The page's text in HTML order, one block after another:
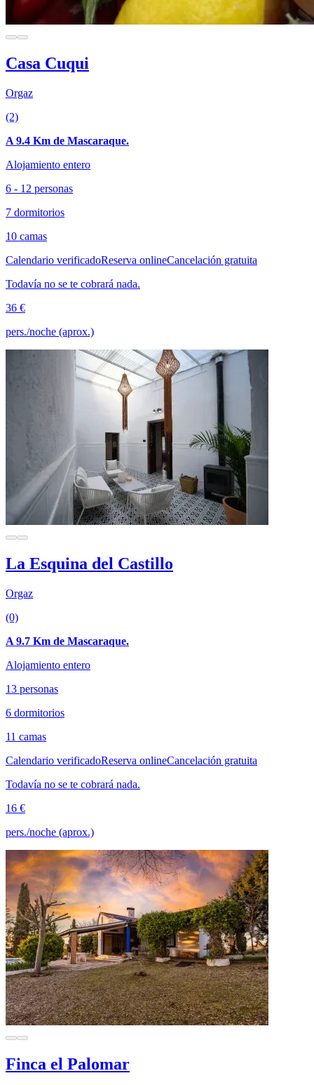
Casa Cuqui
Orgaz
(2)
A 9.4 Km de Mascaraque.
Alojamiento entero
6 - 12 personas
7 dormitorios
10 camas
Calendario verificadoReserva onlineCancelación gratuita
Todavía no se te cobrará nada.
36 €
pers./noche (aprox.)
La Esquina del Castillo
Orgaz
(0)
A 9.7 Km de Mascaraque.
Alojamiento entero
13 personas
6 dormitorios
11 camas
Calendario verificadoReserva onlineCancelación gratuita
Todavía no se te cobrará nada.
16 €
pers./noche (aprox.)
Finca el Palomar